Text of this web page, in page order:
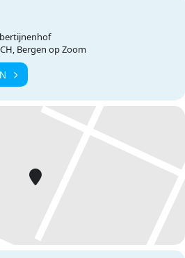
Bergen op Zoom